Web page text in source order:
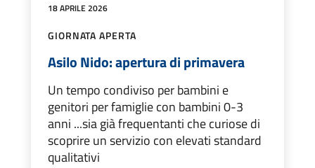
18 APRILE 2026
GIORNATA APERTA
Asilo Nido: apertura di primavera
Un tempo condiviso per bambini e
genitori per famiglie con bambini 0-3
anni ...sia già frequentanti che curiose di
scoprire un servizio con elevati standard
qualitativi